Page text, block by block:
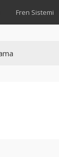
Fren Sistemi